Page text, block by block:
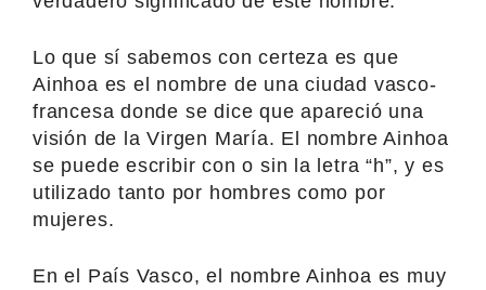
Lo que sí sabemos con certeza es que
Ainhoa es el nombre de una ciudad vasco-
francesa donde se dice que apareció una
visión de la Virgen María. El nombre Ainhoa
se puede escribir con o sin la letra “h”, y es
utilizado tanto por hombres como por
mujeres.
En el País Vasco, el nombre Ainhoa es muy